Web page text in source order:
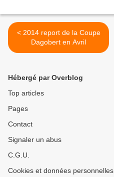
< 2014 report de la Coupe
Dagobert en Avril
Hébergé par Overblog
Top articles
Pages
Contact
Signaler un abus
C.G.U.
Cookies et données personnelles